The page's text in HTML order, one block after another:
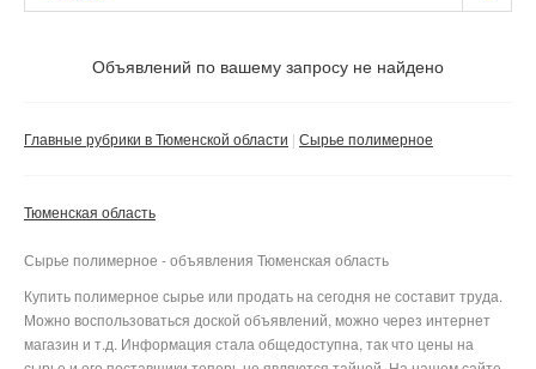
Объявлений по вашему запросу не найдено
Главные рубрики в Тюменской области Сырье полимерное
Тюменская область
Сырье полимерное - объявления Тюменская область
Купить полимерное сырье или продать на сегодня не составит труда.
Можно воспользоваться доской объявлений, можно через интернет
магазин и т.д. Информация стала общедоступна, так что цены на